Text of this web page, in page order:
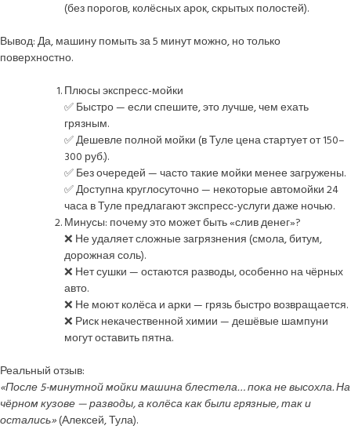
(без порогов, колёсных арок, скрытых полостей).
Вывод: Да, машину помыть за 5 минут можно, но только
поверхностно.
Плюсы экспресс-мойки
✅ Быстро — если спешите, это лучше, чем ехать
грязным.
✅ Дешевле полной мойки (в Туле цена стартует от 150–
300 руб.).
✅ Без очередей — часто такие мойки менее загружены.
✅ Доступна круглосуточно — некоторые автомойки 24
часа в Туле предлагают экспресс-услуги даже ночью.
Минусы: почему это может быть «слив денег»?
❌ Не удаляет сложные загрязнения (смола, битум,
дорожная соль).
❌ Нет сушки — остаются разводы, особенно на чёрных
авто.
❌ Не моют колёса и арки — грязь быстро возвращается.
❌ Риск некачественной химии — дешёвые шампуни
могут оставить пятна.
Реальный отзыв:
«После 5-минутной мойки машина блестела… пока не высохла. На
чёрном кузове — разводы, а колёса как были грязные, так и
остались»(Алексей, Тула).